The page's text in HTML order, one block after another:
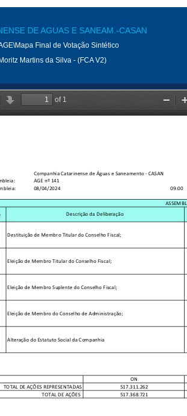
DE AGUAS E SANEAM.-CASAN
Final de Votação Sintético
Martins da Silva - (FCA V2)